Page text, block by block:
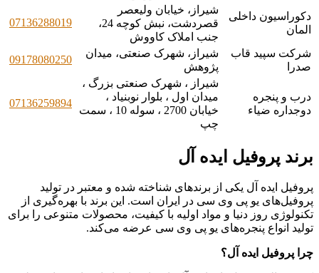
دکوراسیون داخلی
المان
شیراز، خیابان ولیعصر
قصردشت، نبش کوچه 24،
جنب املاک کاووش
07136288019
شرکت سپید قاب
صدرا
شیراز، شهرک صنعتی، میدان
پژوهش
09178080250
درب و پنجره
دوجداره ضیاء
شیراز ، شهرک صنعتی بزرگ ،
میدان اول ، بلوار نوبنیاد ،
خیابان 2700 ، سوله 10 ، سمت
چپ
07136259894
برند پروفیل ایده آل
پروفیل ایده آل یکی از برندهای شناخته شده و معتبر در تولید
پروفیل‌های یو پی وی سی در ایران است. این برند با بهره‌گیری از
تکنولوژی روز دنیا و مواد اولیه با کیفیت، محصولات متنوعی را برای
تولید انواع پنجره‌های یو پی وی سی عرضه می‌کند.
چرا پروفیل ایده آل؟